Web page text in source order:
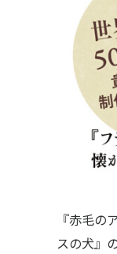
『赤毛
スの犬』